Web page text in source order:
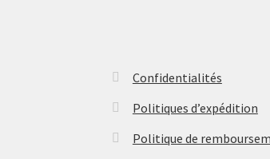
Confidentialités
Politiques d’expédition
Politique de